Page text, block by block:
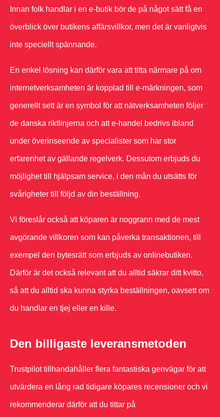
Innan folk handlar i en e-butik bör de på något sätt få en
överblick över butikens affärsvillkor, men det är vanligtvis
inte speciellt spännande.
En enkel lösning kan därför vara att titta närmare på om
internetverksamheten är kopplad till e-märkningen, som
generellt sett är en symbol för att nätverksamheten följer
de danska riktlinjerna och att e-handel bedrivs ibland
under överinseende av specialister som har stor
erfarenhet av gällande regelverk. Dessutom erbjuds du
möjlighet till hjälpsam service, i den mån du utsätts för
svårigheter till följd av din beställning.
Vi föreslår också att köparen är noggrann med de mest
avgörande villkoren som kan påverka transaktionen, till
exempel den bytesrätt som erbjuds av onlinebutiken.
Därför är det också relevant att du alltid säkrar ditt kvitto,
så att du alltid ska kunna styrka beställningen, oavsett om
du handlar en tjej eller en kille.
Den billigaste leveransmetoden
Trustpilot tillhandahåller flera fantastiska genvägar för att
utvärdera en lång rad tidigare köpares recensioner och vi
rekommenderar därför att du tittar på